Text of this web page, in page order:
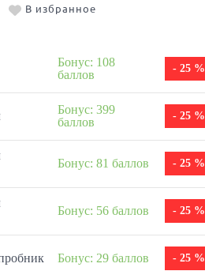
В избранное
Бонус: 108
баллов
- 25 %
Бонус: 399
баллов
- 25 %
Бонус: 81 баллов - 25 %
Бонус: 56 баллов - 25 %
Бонус: 29 баллов - 25 %